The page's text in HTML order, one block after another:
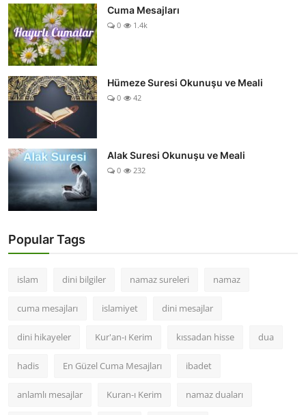
Cuma Mesajları
0 1.4k
Hümeze Suresi Okunuşu ve Meali
0 42
Alak Suresi Okunuşu ve Meali
0 232
Popular Tags
islam dini bilgiler namaz sureleri namaz
cuma mesajları islamiyet dini mesajlar
dini hikayeler Kur'an-ı Kerim kıssadan hisse dua
hadis En Güzel Cuma Mesajları ibadet
anlamlı mesajlar Kuran-ı Kerim namaz duaları